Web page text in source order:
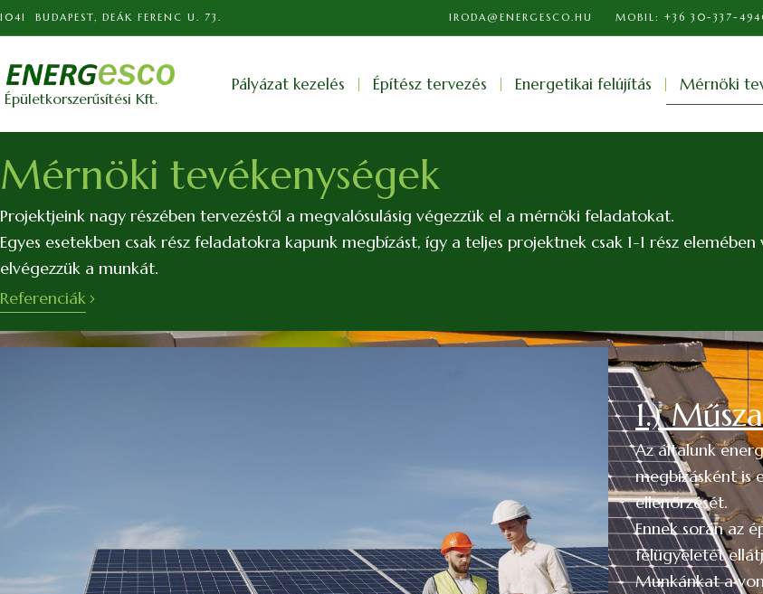
1041 BUDAPEST, DEÁK FERENC U. 73. IRODA@ENERGESCO.HU MOBIL: +36 30-337-
Épületkorszerűsítési Kft.
Pályázat kezelés Építész tervezés Energetikai felújítás Mérnöki
Mérnöki tevékenységek
Projektjeink nagy részében tervezéstől a megvalósulásig végezzük el a mérnöki feladatokat.
Egyes esetekben csak rész feladatokra kapunk megbízást, így a teljes projektnek csak 1-1 rész
elvégezzük a munkát.
Referenciák
1.)
Az általunk
megbízásként is
ellenőrzését.
Ennek során az
felügyeletét
Munkánkat a